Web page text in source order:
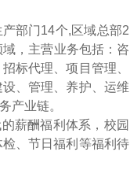
部门14个,区域总部2
，主营业务包括：咨
标代理、项目管理、
、管理、养护、运维
产业链。
薪酬福利体系，校园
、节日福利等福利待